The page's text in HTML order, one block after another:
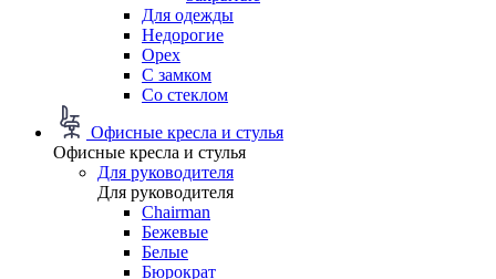
Для одежды
Недорогие
Орех
С замком
Со стеклом
Офисные кресла и стулья
Офисные кресла и стулья
Для руководителя
Для руководителя
Chairman
Бежевые
Белые
Бюрократ